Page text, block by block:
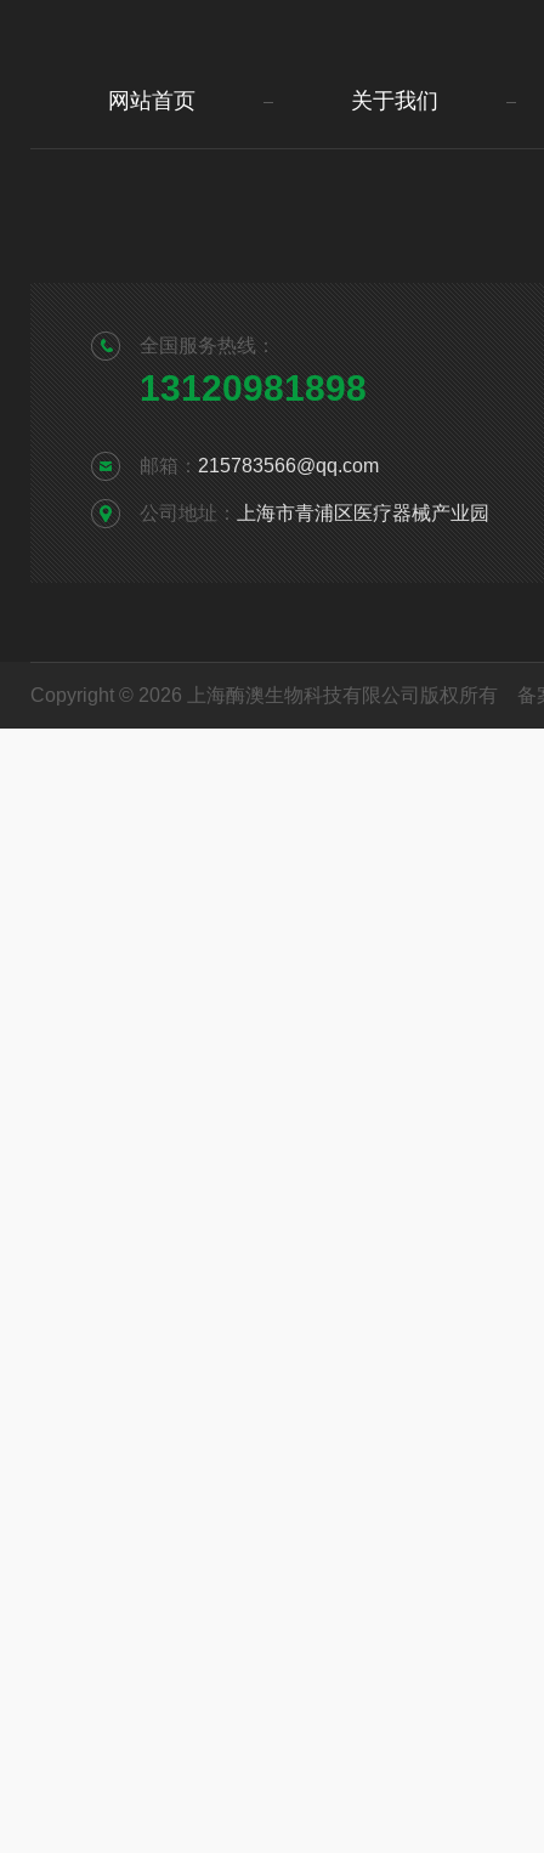
网站首页 关于我们
全国服务热线：
13120981898
邮箱： 215783566@qq.com
公司地址： 上海市青浦区医疗器械产业园
Copyright © 2026 上海酶澳生物科技有限公司版权所有 备